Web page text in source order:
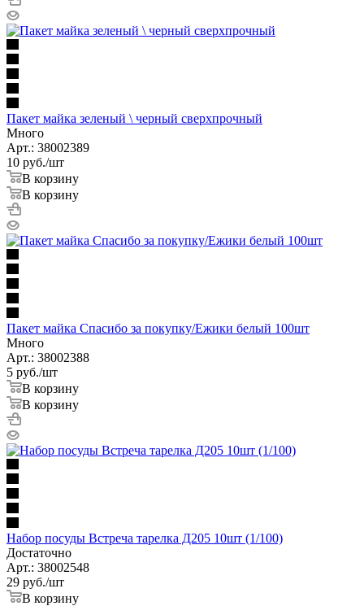
Пакет майка зеленый \ черный сверхпрочный
Много
Арт.: 38002389
10 руб./шт
В корзину
В корзину
Пакет майка Спасибо за покупку/Ежики белый 100шт
Много
Арт.: 38002388
5 руб./шт
В корзину
В корзину
Набор посуды Встреча тарелка Д205 10шт (1/100)
Достаточно
Арт.: 38002548
29 руб./шт
В корзину